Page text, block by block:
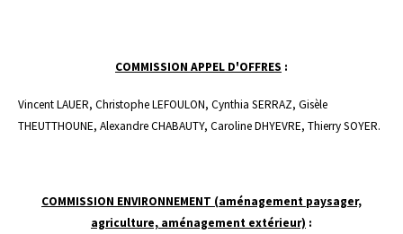
COMMISSION APPEL D'OFFRES :
Vincent LAUER, Christophe LEFOULON, Cynthia SERRAZ, Gisèle
THEUTTHOUNE, Alexandre CHABAUTY, Caroline DHYEVRE, Thierry SOYER.
COMMISSION ENVIRONNEMENT (aménagement paysager,
agriculture, aménagement extérieur) :